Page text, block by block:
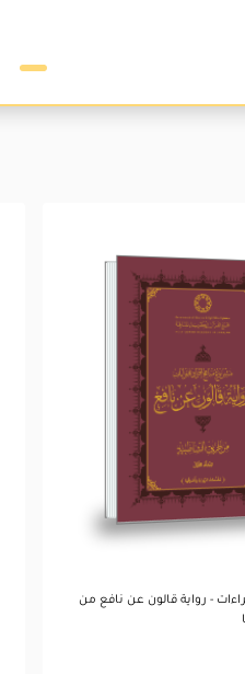
قالون عن نافع
الشاطبية -
المجلد الأول
تصفح المجلد
- رواية قالون عن نافع من